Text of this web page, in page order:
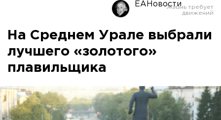
ЕАНовости
На Среднем Урале выбрали
лучшего «золотого»
плавильщика